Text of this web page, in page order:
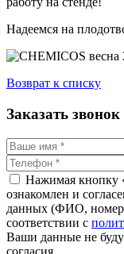
Надеемся на
Возврат к списку
Заказать звонок
Нажимая кнопку
ознакомлен и
данных (ФИО, номер
соответствии с
Ваши данные не
согласия.